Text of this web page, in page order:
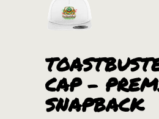
CAP –
SNAPBACK